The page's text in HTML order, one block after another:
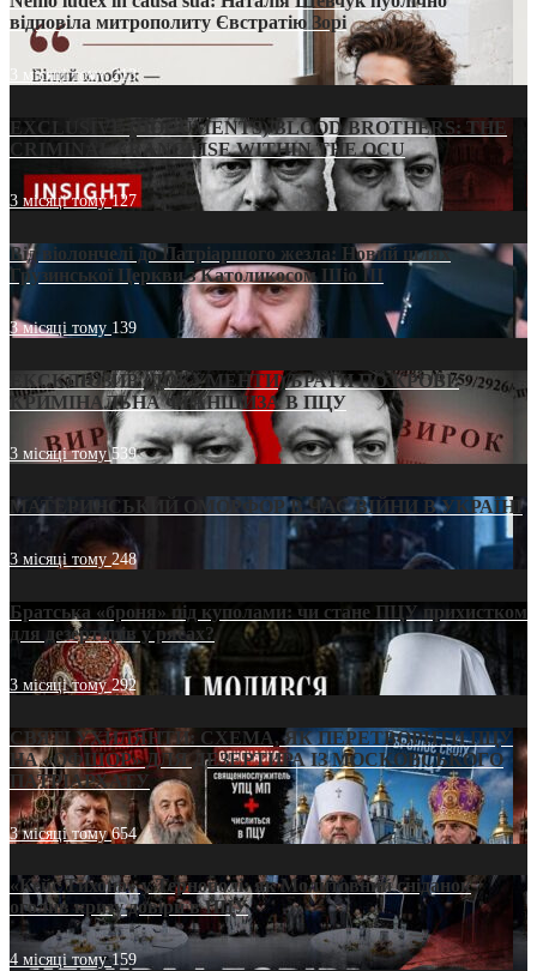
відповіла митрополиту Євстратію Зорі
3 місяці тому213
EXCLUSIVE (DOCUMENTS)/BLOOD BROTHERS: THE
CRIMINAL FRANCHISE WITHIN THE OCU
3 місяці тому127
Від віолончелі до Патріаршого жезла: Новий шлях
Грузинської Церкви з Католикосом Шіо III
3 місяці тому 139
ЕКСКЛЮЗИВ (ДОКУМЕНТИ)/БРАТИ ПО КРОВІ:
КРИМІНАЛЬНА ФРАНШИЗА В ПЦУ
3 місяці тому539
МАТЕРИНСЬКИЙ ОМОРФОР В ЧАС ВІЙНИ В УКРАЇНІ
3 місяці тому248
Братська «броня» під куполами: чи стане ПЦУ прихистком
для дезертирів у рясах?
3 місяці тому292
СВЯТІ УХИЛЯНТИ: СХЕМА, ЯК ПЕРЕТВОРИТИ ПЦУ
НА «ОФШОР» ДЛЯ ДЕЗЕРТИРА ІЗ МОСКОВСЬКОГО
ПАТРІАРХАТУ
3 місяці тому654
«Кейс Тихона» у Тернополі: як Молитовний сніданок
оголив кризу довіри в ПЦУ
4 місяці тому159